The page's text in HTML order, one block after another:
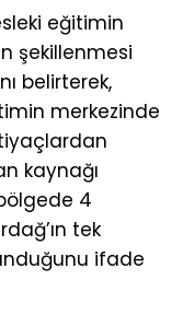
eğitimin
şekillenmesi
belirterek,
merkezinde
kaynağı
4
tek
ifade